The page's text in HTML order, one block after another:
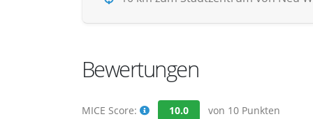
Bewertungen
MICE Score: 10.0 von 10 Punkten